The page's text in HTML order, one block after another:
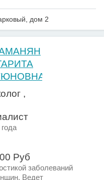
дом 2
,
Руб
заболеваний
Ведет